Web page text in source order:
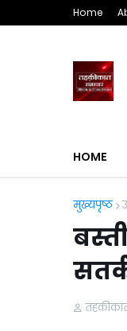
Home
HOME
मुख्यपृष्ठ